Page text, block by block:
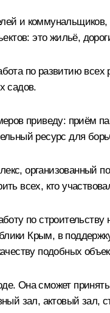
и
это жильё,
по развитию
садов.
приведу: приём
ресурс для
организованный
всех, кто
по
Крым, в
подобных
Она сможет
зал, актовый зал,